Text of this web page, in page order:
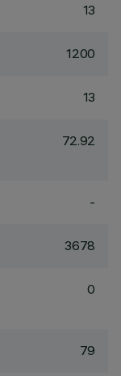
13
1200
13
72.92
-
3678
0
79